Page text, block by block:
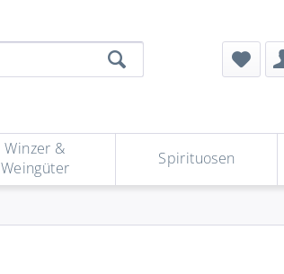
Winzer &
Weingüter
Spirituosen